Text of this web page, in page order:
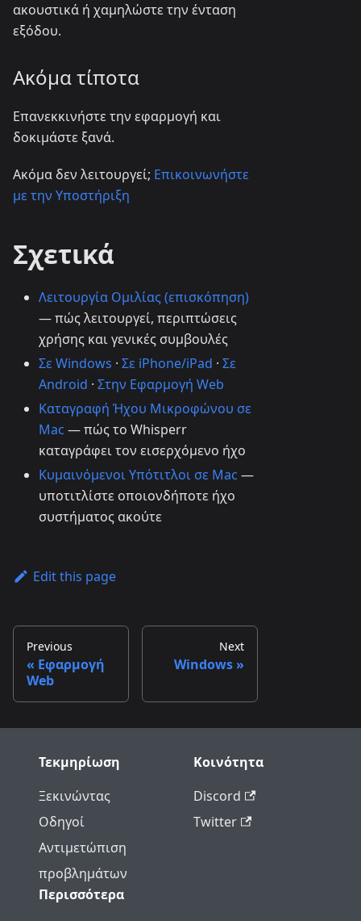
ακουστικά ή χαμηλώστε την ένταση
εξόδου.
Ακόμα τίποτα
Επανεκκινήστε την εφαρμογή και
δοκιμάστε ξανά.
Ακόμα δεν λειτουργεί; Επικοινωνήστε
με την Υποστήριξη
Σχετικά
Λειτουργία Ομιλίας (επισκόπηση)
— πώς λειτουργεί, περιπτώσεις
χρήσης και γενικές συμβουλές
Σε Windows · Σε iPhone/iPad · Σε
Android · Στην Εφαρμογή Web
Καταγραφή Ήχου Μικροφώνου σε
Mac — πώς το Whisperr
καταγράφει τον εισερχόμενο ήχο
Κυμαινόμενοι Υπότιτλοι σε Mac —
υποτιτλίστε οποιονδήποτε ήχο
συστήματος ακούτε
Edit this page
Previous
Εφαρμογή
Web
Next
Windows
Τεκμηρίωση
Ξεκινώντας
Οδηγοί
Αντιμετώπιση
προβλημάτων
Κοινότητα
Discord
Twitter
Περισσότερα